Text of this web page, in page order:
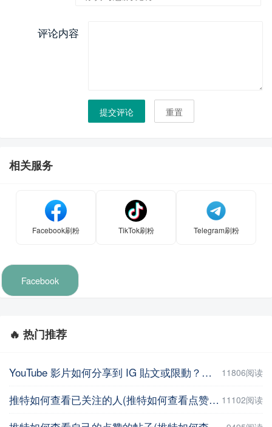
评论内容
提交评论 重置
相关服务
Facebook刷粉 TikTok刷粉 Telegram刷粉
Facebook
🔥 热门推荐
YouTube 影片如何分享到 IG 貼文或限動？教你用這招【Facebook教程】 11806阅读
推特如何查看已关注的人(推特如何查看点赞记录) 11102阅读